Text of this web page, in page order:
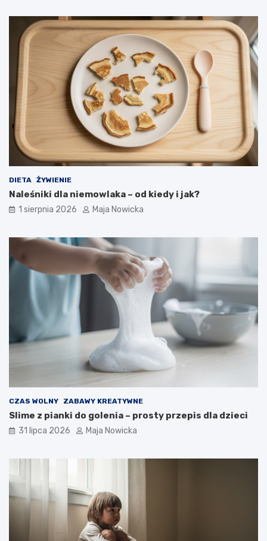
DIETA ŻYWIENIE
Naleśniki dla niemowlaka – od kiedy i jak?
1 sierpnia 2026 Maja Nowicka
CZAS WOLNY ZABAWY KREATYWNE
Slime z pianki do golenia – prosty przepis dla dzieci
31 lipca 2026 Maja Nowicka